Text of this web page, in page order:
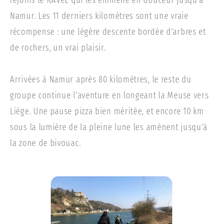
Namur. Les 11 derniers kilomètres sont une vraie
récompense : une légère descente bordée d’arbres et
de rochers, un vrai plaisir.
Arrivées à Namur après 80 kilomètres, le reste du
groupe continue l’aventure en longeant la Meuse vers
Liège. Une pause pizza bien méritée, et encore 10 km
sous la lumière de la pleine lune les amènent jusqu’à
la zone de bivouac.